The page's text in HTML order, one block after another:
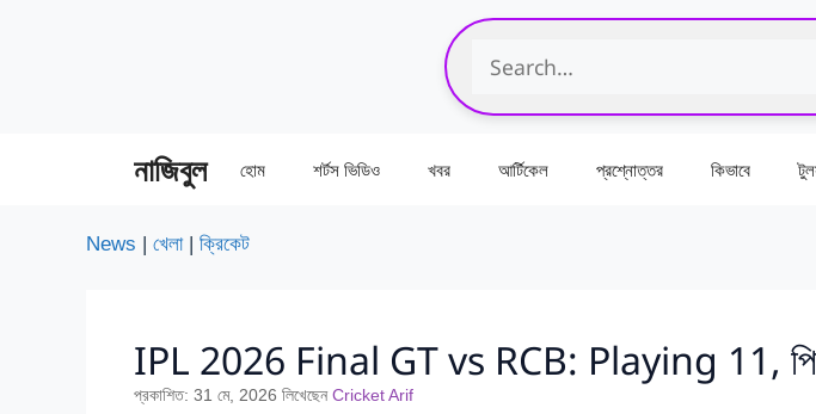
নাজিবুল হোম শর্টস ভিডিও খবর আর্টিকেল প্রশ্নোত্তর কিভাবে
News | খেলা| ক্রিকেট
IPL 2026 Final GT vs RCB: Playing 11, পিচ
প্রকাশিত: 31 মে, 2026 লিখেছেনCricket Arif